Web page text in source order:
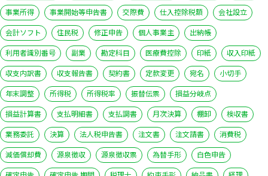
事業所得
事業開始等申告書 交際費 仕入控除税額
会社設立
会計ソフト
住民税 修正申告 個人事業主
出納帳
利用者識別番号
副業 勘定科目 医療費控除 印紙
収入印紙
収支内訳書
収支報告書 契約書 定款変更 宛名
小切手
年末調整
所得税 所得税率 振替伝票
損益分岐点
損益計算書
支払明細書 支払調書 月次決算 棚卸
検収書
業務委託
決算 法人税申告書 注文書 注文請書
消費税
減価償却費
源泉徴収 源泉徴収票 為替手形
白色申告